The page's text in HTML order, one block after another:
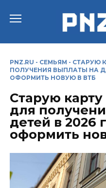
PNZ.RU - СЕМЬЯМ - СТАРУЮ
ПОЛУЧЕНИЯ ВЫПЛАТЫ НА
ОФОРМИТЬ НОВУЮ В ВТБ
Старую
для
детей в 2026
оформить